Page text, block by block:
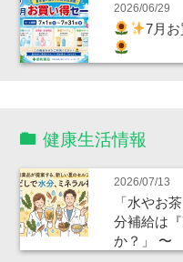
2026/06/29
7月
健康生活情報
2026/07/13
「水やお
分補給は
か？」 〜